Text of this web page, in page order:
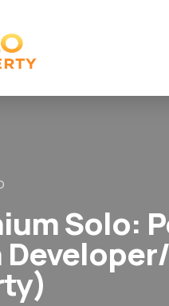
Solo: